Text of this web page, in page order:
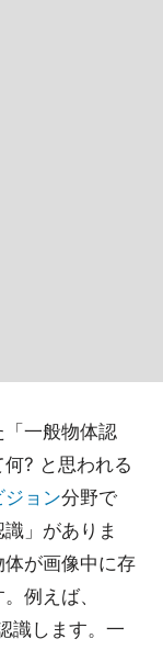
「一般物体認
? と思われる
ジョン分野で
」がありま
が画像中に存
例えば、
識します。一